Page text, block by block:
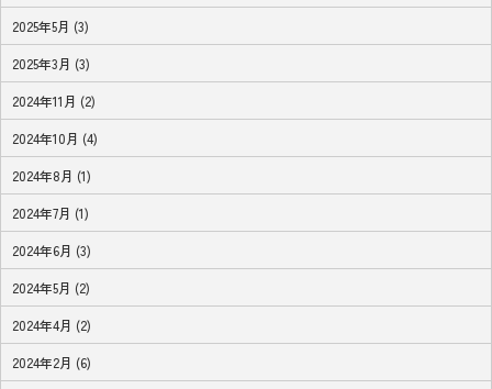
2025年5月 (3)
2025年3月 (3)
2024年11月 (2)
2024年10月 (4)
2024年8月 (1)
2024年7月 (1)
2024年6月 (3)
2024年5月 (2)
2024年4月 (2)
2024年2月 (6)